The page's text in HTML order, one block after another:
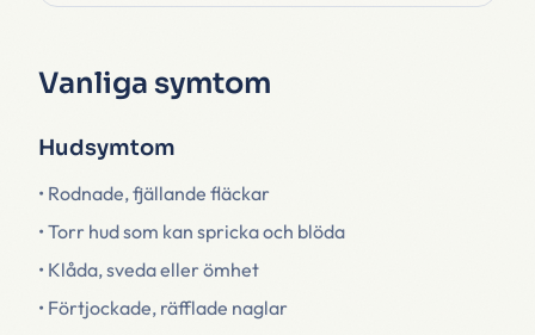
Vanliga symtom
Hudsymtom
• Rodnade, fjällande fläckar
• Torr hud som kan spricka och blöda
• Klåda, sveda eller ömhet
• Förtjockade, räfflade naglar